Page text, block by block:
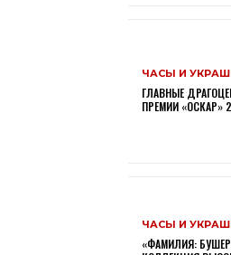
ЧАСЫ И
ГЛАВНЫЕ
ПРЕМИИ «ОСКАР»
ЧАСЫ И
«ФАМИЛИЯ: